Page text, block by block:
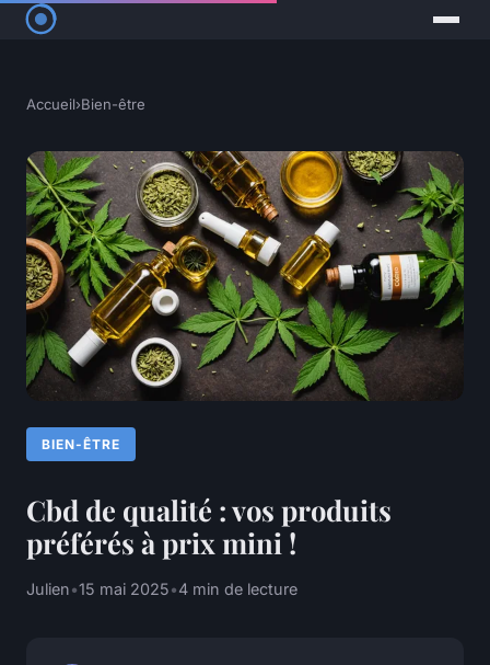
Accueil›Bien-être
BIEN-ÊTRE
Cbd de qualité : vos produits
préférés à prix mini !
Julien•15 mai 2025•4 min de lecture